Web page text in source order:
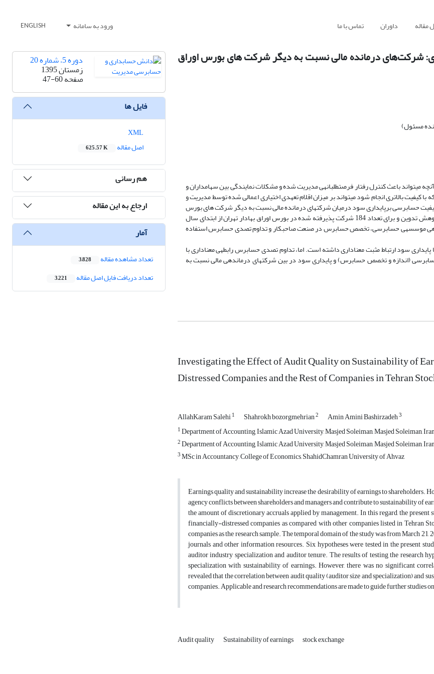
مقاله داوران تماس با ما ورود به سامانه ENGLISH
شرکت‌های درمانده مالی نسبت به دیگر شرکت های بورس اوراق
مسئول)
می­تواند باعث کنترل رفتار فرصت­طلبانه­ی مدیریت شده و مشکلات نمایندگی بین سهامداران و
بالاتری انجام شود می­تواند بر میزان اقلام تعهدی اختیاری اعمالی شده توسط مدیریت و
حسابرسی برپایداری سود درمیان شرکت­های درمانده مالی نسبت به دیگر شرکت های بورس
اوراق بهادار تهران می باشد. با توجه به ادبیات و پیشینه­ی پژوهش، شش فرضیه­ پـژوهش تدوین و برای تعداد 184 شرکت پذیرفته شده در بورس اوراق بهادار تهران از ابتدای سال
معیار اندازه­ی موسسه­ی حسابرسی، تخصص حسابرس در صنعت صاحبکار و تداوم تصدی حسابرس استفاده
سود ارتباط مثبت معناداری داشته است. اما، تداوم تصدی حسابرس رابطه­ی معناداری با
(اندازه­ و تخصص حسابرس) و پایداری سود در بین شرکت­های درمانده­ی مالی نسبت به
Investigating the Effect of Audit Quality on Sustainability of
Distressed Companies and the Rest of Companies in Tehran
AllahKaram Salehi1 Shahrokh bozorgmehrian2 Amin Amini Bashirzadeh3
1Department of Accounting, Islamic Azad University, Masjed Soleiman, Masjed Soleiman,
2Department of Accounting, Islamic Azad University, Masjed Soleiman, Masjed Soleiman,
3MSc in Accountancy, College of Economics, ShahidChamran University of Ahvaz
Earnings quality and sustainability increase the desirability of earnings to shareholders.
agency conflicts between shareholders and managers and contribute to sustainability of
the amount of discretionary accruals applied by management. In this regard, the
financially-distressed companies as compared with other companies listed in Tehran
companies as the research sample. The temporal domain of the study was from March
journals and other information resources. Six hypotheses were tested in the present
auditor industry specialization and auditor tenure. The results of testing the research
specialization with sustainability of earnings. However, there was no significant
revealed that the correlation between audit quality (auditor size and specialization) and
companies. Applicable and research recommendations are made to guide further studies
Audit quality Sustainability of earnings stock exchange
دوره 5، شماره 20
زمستان 1395
صفحه47-60
فایل ها
اصل مقاله
625.57 K
هم رسانی
ارجاع به این مقاله
آمار
تعداد مشاهده مقاله 3,828
تعداد دریافت فایل اصل مقاله 3,221